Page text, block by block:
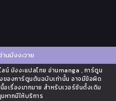
านมังงะวาย
น์ มังงะแปลไทย อ่านmanga , การ์ตูน
ของการ์ตูนต้นฉบับเท่านั้น อาจมีข้อผิด
อเรื่องมากมาย สำหรับเวอร์ชันดั้งเดิม
หากมีให้บริการ